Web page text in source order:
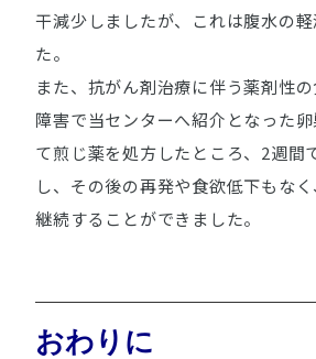
干減少しましたが、これは腹水の
た。
また、抗がん剤治療に伴う薬剤性
障害で当センターへ紹介となった
て煎じ薬を処方したところ、2週間
し、その後の再発や食欲低下もな
継続することができました。
おわりに